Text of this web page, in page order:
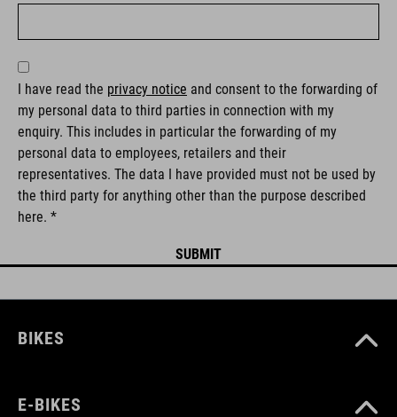
I have read the privacy notice and consent to the forwarding of
my personal data to third parties in connection with my
enquiry. This includes in particular the forwarding of my
personal data to employees, retailers and their
representatives. The data I have provided must not be used by
the third party for anything other than the purpose described
here. *
BIKES
E-BIKES